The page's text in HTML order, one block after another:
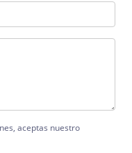
aceptas nuestro